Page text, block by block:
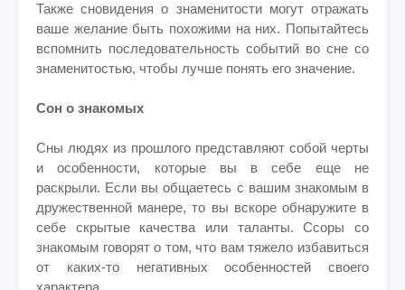
Также сновидения о знаменитости могут отражать
ваше желание быть похожими на них. Попытайтесь
вспомнить последовательность событий во сне со
знаменитостью, чтобы лучше понять его значение.
Сон о знакомых
Сны людях из прошлого представляют собой черты
и особенности, которые вы в себе еще не
раскрыли. Если вы общаетесь с вашим знакомым в
дружественной манере, то вы вскоре обнаружите в
себе скрытые качества или таланты. Ссоры со
знакомым говорят о том, что вам тяжело избавиться
от каких-то негативных особенностей своего
характера.